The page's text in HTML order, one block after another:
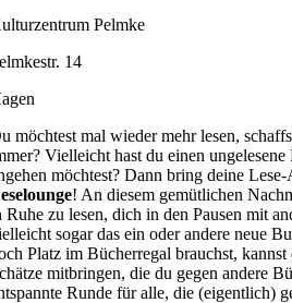
Pelmke
14
möchtest mal wieder mehr lesen,
Vielleicht hast du einen
möchtest? Dann bring deine
! An diesem gemütlichen
Ruhe zu lesen, dich in den Pausen mit
sogar das ein oder andere neue
Platz im Bücherregal brauchst, kannst
mitbringen, die du gegen andere
Runde für alle, die (eigentlich)